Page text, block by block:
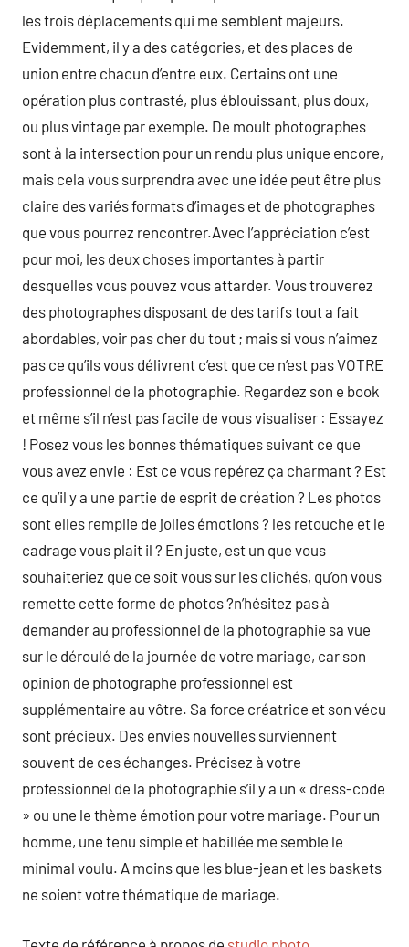
les trois déplacements qui me semblent majeurs.
Evidemment, il y a des catégories, et des places de
union entre chacun d’entre eux. Certains ont une
opération plus contrasté, plus éblouissant, plus doux,
ou plus vintage par exemple. De moult photographes
sont à la intersection pour un rendu plus unique encore,
mais cela vous surprendra avec une idée peut être plus
claire des variés formats d’images et de photographes
que vous pourrez rencontrer.Avec l’appréciation c’est
pour moi, les deux choses importantes à partir
desquelles vous pouvez vous attarder. Vous trouverez
des photographes disposant de des tarifs tout a fait
abordables, voir pas cher du tout ; mais si vous n’aimez
pas ce qu’ils vous délivrent c’est que ce n’est pas VOTRE
professionnel de la photographie. Regardez son e book
et même s’il n’est pas facile de vous visualiser : Essayez
! Posez vous les bonnes thématiques suivant ce que
vous avez envie : Est ce vous repérez ça charmant ? Est
ce qu’il y a une partie de esprit de création ? Les photos
sont elles remplie de jolies émotions ? les retouche et le
cadrage vous plait il ? En juste, est un que vous
souhaiteriez que ce soit vous sur les clichés, qu’on vous
remette cette forme de photos ?n’hésitez pas à
demander au professionnel de la photographie sa vue
sur le déroulé de la journée de votre mariage, car son
opinion de photographe professionnel est
supplémentaire au vôtre. Sa force créatrice et son vécu
sont précieux. Des envies nouvelles surviennent
souvent de ces échanges. Précisez à votre
professionnel de la photographie s’il y a un « dress-code
» ou une le thème émotion pour votre mariage. Pour un
homme, une tenu simple et habillée me semble le
minimal voulu. A moins que les blue-jean et les baskets
ne soient votre thématique de mariage.